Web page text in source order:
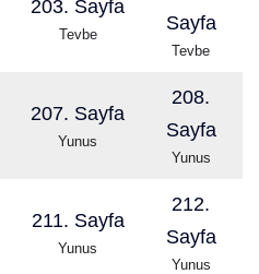
203. Sayfa
Tevbe
Sayfa
Tevbe
207. Sayfa
Yunus
208.
Sayfa
Yunus
211. Sayfa
Yunus
212.
Sayfa
Yunus